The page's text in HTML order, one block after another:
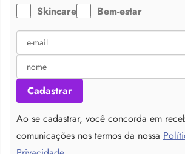
Skincare
Bem-estar
Cadastrar
Ao se cadastrar, você concorda em
comunicações nos termos da nossa